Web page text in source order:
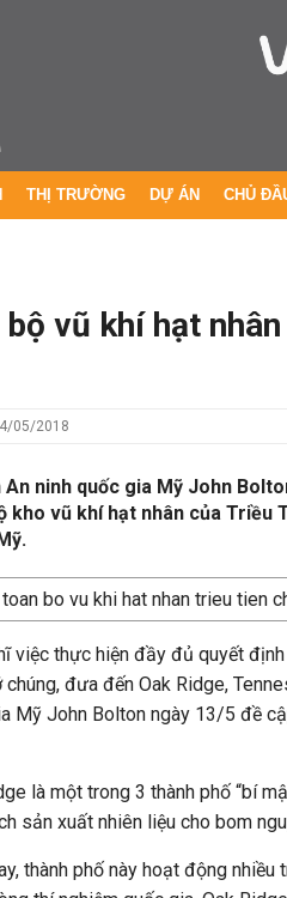
THỊ TRƯỜNG DỰ ÁN CHỦ
bộ vũ khí hạt
05/2018
An ninh quốc gia Mỹ John
kho vũ khí hạt nhân của Triều
việc thực hiện đầy đủ quyết
chúng, đưa đến Oak Ridge,
Mỹ John Bolton ngày 13/5 đề
là một trong 3 thành phố “bí
sản xuất nhiên liệu cho bom
thành phố này hoạt động